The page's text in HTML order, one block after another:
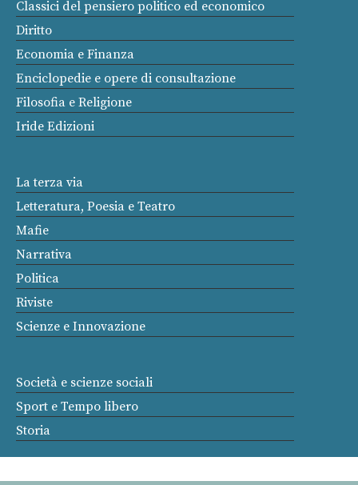
Classici del pensiero politico ed economico
Diritto
Economia e Finanza
Enciclopedie e opere di consultazione
Filosofia e Religione
Iride Edizioni
La terza via
Letteratura, Poesia e Teatro
Mafie
Narrativa
Politica
Riviste
Scienze e Innovazione
Società e scienze sociali
Sport e Tempo libero
Storia